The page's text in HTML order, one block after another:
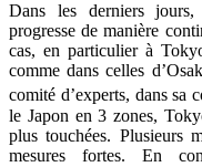
Dans les derniers
progresse de manière
cas, en particulier à
comme dans celles
comité d’experts, dans sa
le Japon en 3 zones,
plus touchées. Plusieurs
mesures fortes. En